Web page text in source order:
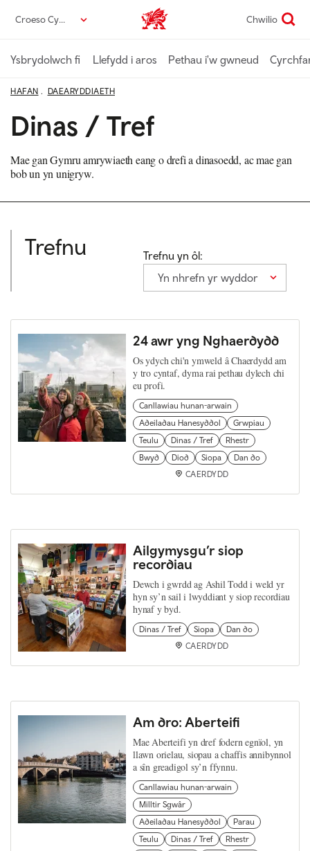
gynnwys
Croeso Cymru Croeso Cymru home Chwilio
Ysbrydolwch fi Llefydd i aros Pethau i'w gwneud
HAFAN DAEARYDDIAETH
Dinas / Tref
Mae gan Gymru amrywiaeth eang o drefi a dinasoedd, ac mae gan
bob un yn unigryw.
Trefnu
Trefnu yn ôl:
Yn nhrefn yr wyddor
24 awr yng Nghaerdydd
Os ydych chi'n ymweld â Chaerdydd am
y tro cyntaf, dyma rai pethau dylech chi
eu profi.
Canllawiau hunan-arwain
Adeiladau Hanesyddol
Grwpiau
Teulu
Dinas / Tref
Rhestr
Bwyd
Diod Siopa
Dan do
CAERDYDD
Ailgymysgu’r siop
recordiau
Dewch i gwrdd ag Ashil Todd i weld yr
hyn sy’n sail i lwyddiant y siop recordiau
hynaf y byd.
Dinas / Tref Siopa
Dan do
CAERDYDD
Am dro: Aberteifi
Mae Aberteifi yn dref fodern egnïol, yn
llawn orielau, siopau a chaffis annibynnol
a sîn greadigol sy’n ffynnu.
Canllawiau hunan-arwain
Milltir Sgwâr
Adeiladau Hanesyddol
Parau
Teulu
Dinas / Tref
Rhestr